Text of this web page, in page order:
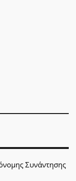
Συνάντησης